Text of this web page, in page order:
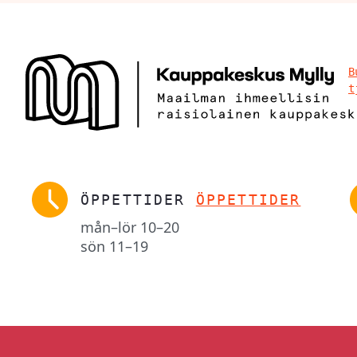
ÖPPETTIDER ÖPPETTIDER
mån–lör 10–20
sön 11–19